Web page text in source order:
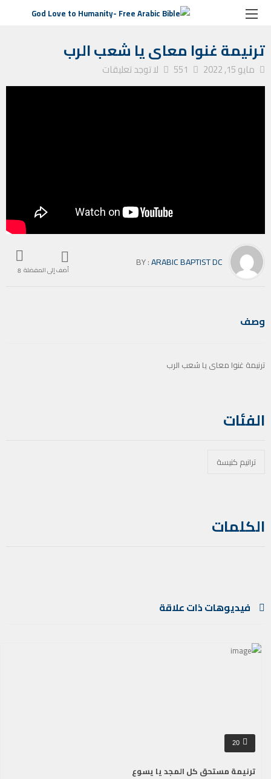
الصفحة الرئيسية ترانيم كنيسة ترنيمة غنوا معاى يا شعب الرب
ترنيمة غنوا معاى يا شعب الرب
مايو 15, 2022 551 لا توجد تعليقات
أضف إلى المفضلة 8
BY :ARABIC BAPTIST DC
وصف
ترنيمة غنوا معاى يا شعب الرب
الفئات
ترانيم كنيسة
الكلمات
فيديوهات ذات علاقة
20
ترنيمة مستحق كل المجد يا يسوع